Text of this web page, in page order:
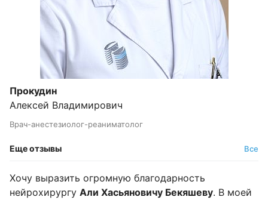
Прокудин
Алексей Владимирович
Врач-анестезиолог-реаниматолог
Еще отзывы Все
Хочу выразить огромную благодарность
нейрохирургу Али Хасьяновичу Бекяшеву. В моей